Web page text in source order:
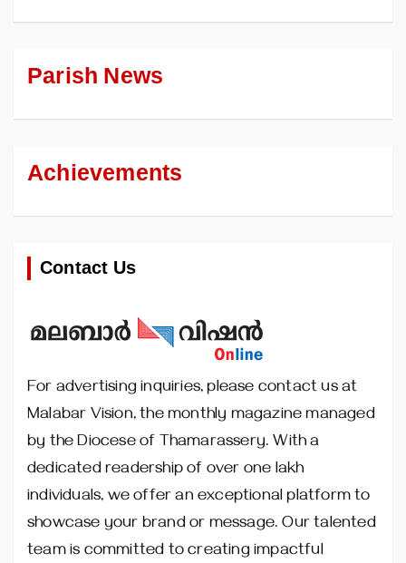
Parish News
Achievements
Contact Us
For advertising inquiries, please contact us at
Malabar Vision, the monthly magazine managed
by the Diocese of Thamarassery. With a
dedicated readership of over one lakh
individuals, we offer an exceptional platform to
showcase your brand or message. Our talented
team is committed to creating impactful